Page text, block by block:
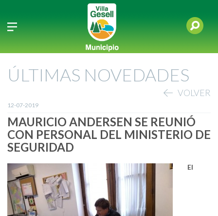
ÚLTIMAS NOVEDADES
VOLVER
12-07-2019
MAURICIO ANDERSEN SE REUNIÓ
CON PERSONAL DEL MINISTERIO DE
SEGURIDAD
El